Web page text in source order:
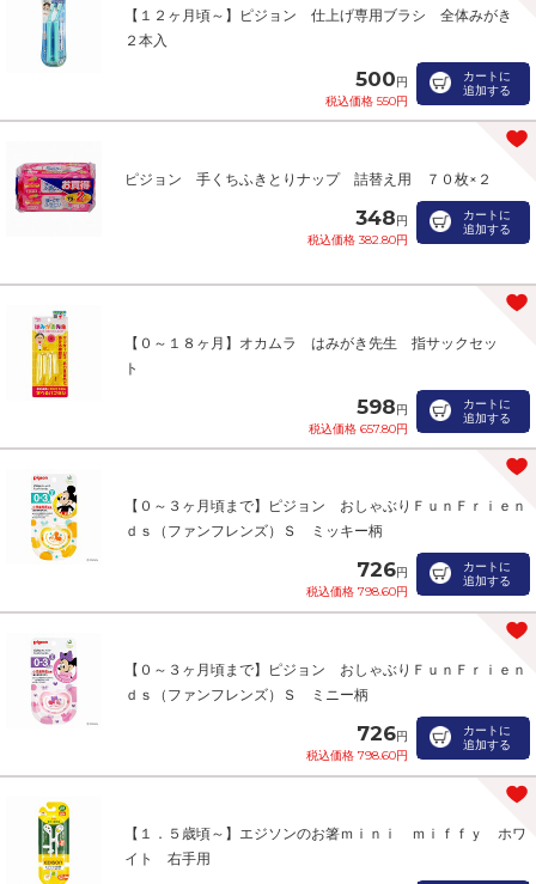
【１２ヶ月頃～】ピジョン 仕上げ専用ブラシ 全体みがき
２本入
500円
税込価格 550円
カートに
追加する
ピジョン 手くちふきとりナップ 詰替え用 ７０枚×２
348円
税込価格 382.80円
カートに
追加する
【０～１８ヶ月】オカムラ はみがき先生 指サックセッ
ト
598円
税込価格 657.80円
カートに
追加する
【０～３ヶ月頃まで】ピジョン おしゃぶりＦｕｎＦｒｉｅｎ
ｄｓ（ファンフレンズ）Ｓ ミッキー柄
726円
税込価格 798.60円
カートに
追加する
【０～３ヶ月頃まで】ピジョン おしゃぶりＦｕｎＦｒｉｅｎ
ｄｓ（ファンフレンズ）Ｓ ミニー柄
726円
税込価格 798.60円
カートに
追加する
【１．５歳頃～】エジソンのお箸ｍｉｎｉ ｍｉｆｆｙ ホワ
イト 右手用